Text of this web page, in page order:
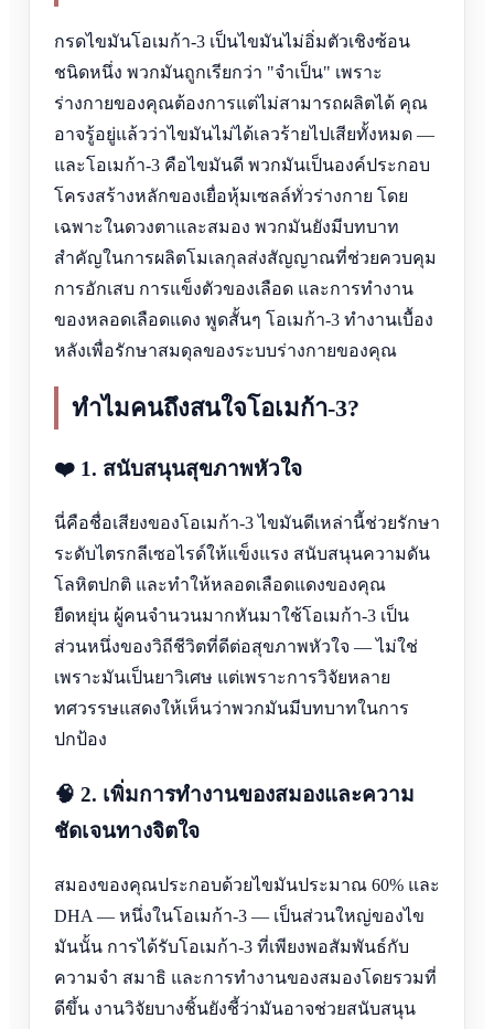
กรดไขมันโอเมก้า-3 เป็นไขมันไม่อิ่มตัวเชิงซ้อน
ชนิดหนึ่ง พวกมันถูกเรียกว่า "จำเป็น" เพราะ
ร่างกายของคุณต้องการแต่ไม่สามารถผลิตได้ คุณ
อาจรู้อยู่แล้วว่าไขมันไม่ได้เลวร้ายไปเสียทั้งหมด —
และโอเมก้า-3 คือไขมันดี พวกมันเป็นองค์ประกอบ
โครงสร้างหลักของเยื่อหุ้มเซลล์ทั่วร่างกาย โดย
เฉพาะในดวงตาและสมอง พวกมันยังมีบทบาท
สำคัญในการผลิตโมเลกุลส่งสัญญาณที่ช่วยควบคุม
การอักเสบ การแข็งตัวของเลือด และการทำงาน
ของหลอดเลือดแดง พูดสั้นๆ โอเมก้า-3 ทำงานเบื้อง
หลังเพื่อรักษาสมดุลของระบบร่างกายของคุณ
ทำไมคนถึงสนใจโอเมก้า-3?
❤️ 1. สนับสนุนสุขภาพหัวใจ
นี่คือชื่อเสียงของโอเมก้า-3 ไขมันดีเหล่านี้ช่วยรักษา
ระดับไตรกลีเซอไรด์ให้แข็งแรง สนับสนุนความดัน
โลหิตปกติ และทำให้หลอดเลือดแดงของคุณ
ยืดหยุ่น ผู้คนจำนวนมากหันมาใช้โอเมก้า-3 เป็น
ส่วนหนึ่งของวิถีชีวิตที่ดีต่อสุขภาพหัวใจ — ไม่ใช่
เพราะมันเป็นยาวิเศษ แต่เพราะการวิจัยหลาย
ทศวรรษแสดงให้เห็นว่าพวกมันมีบทบาทในการ
ปกป้อง
🧠 2. เพิ่มการทำงานของสมองและความ
ชัดเจนทางจิตใจ
สมองของคุณประกอบด้วยไขมันประมาณ 60% และ
DHA — หนึ่งในโอเมก้า-3 — เป็นส่วนใหญ่ของไข
มันนั้น การได้รับโอเมก้า-3 ที่เพียงพอสัมพันธ์กับ
ความจำ สมาธิ และการทำงานของสมองโดยรวมที่
ดีขึ้น งานวิจัยบางชิ้นยังชี้ว่ามันอาจช่วยสนับสนุน